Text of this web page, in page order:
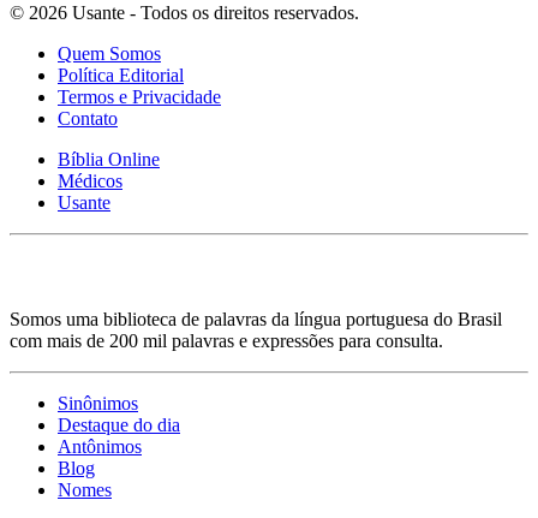
© 2026 Usante - Todos os direitos reservados.
Quem Somos
Política Editorial
Termos e Privacidade
Contato
Bíblia Online
Médicos
Usante
Somos uma biblioteca de palavras da língua portuguesa do Brasil
com mais de 200 mil palavras e expressões para consulta.
Sinônimos
Destaque do dia
Antônimos
Blog
Nomes